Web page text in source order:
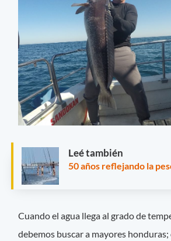
Leé también
50 años reflejando la
Cuando el agua llega al grado de
debemos buscar a mayores